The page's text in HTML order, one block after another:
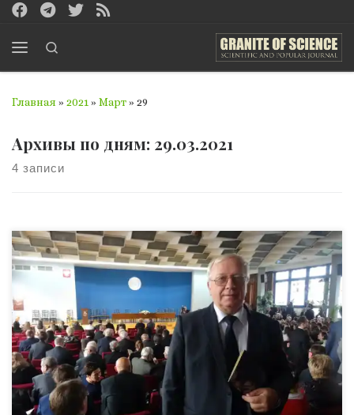
Перейти к содержимому
Главная » 2021 » Март» 29
Архивы по дням: 29.03.2021
4 записи
Безпека протягом усього існування людства була у
фокусі уваги лише окремих спеціалістів – тоді як право
на безпеку є одним з основних прав і свобод людини
взагалі. Друкуємо зі згоди автора, польського професора
Лєшека Фрідеріка Корженьовського, уривок з його
монографії «Підстави наук з безпеки» (Korzeniowski
L.F: Podstawy nauk o bezpieczeństwie. Wydanie […]